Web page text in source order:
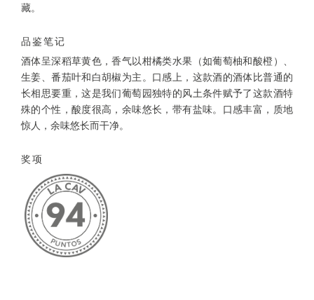
藏。
品鉴笔记
酒体呈深稻草黄色，香气以柑橘类水果（如葡萄柚和酸橙）、
生姜、番茄叶和白胡椒为主。口感上，这款酒的酒体比普通的
长相思要重，这是我们葡萄园独特的风土条件赋予了这款酒特
殊的个性，酸度很高，余味悠长，带有盐味。口感丰富，质地
惊人，余味悠长而干净。
奖项